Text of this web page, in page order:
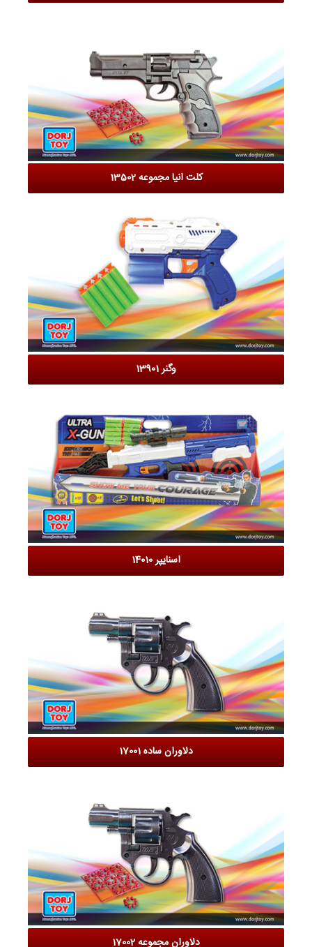
کلت انیا مجموعه 13502
وگنر 13901
اسنایپر 14010
دلاوران ساده 17001
دلاوران مجموعه 17002